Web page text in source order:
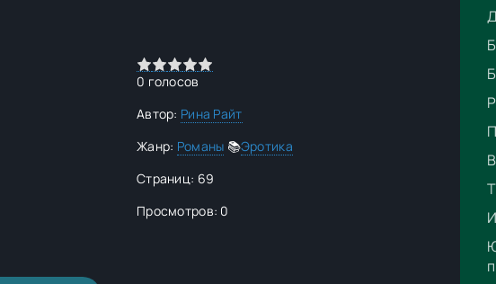
0 голосов
Автор: Рина Райт
Жанр: Романы 📚Эротика
Страниц: 69
Просмотров: 0